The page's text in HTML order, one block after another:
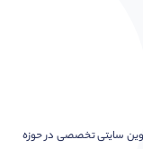
سایتی تخصصی در حوزه